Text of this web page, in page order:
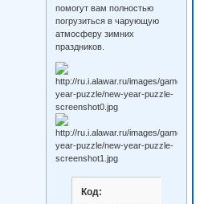
помогут вам полностью
погрузиться в чарующую
атмосферу зимних
праздников.
Код: